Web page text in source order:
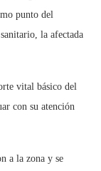
punto del
la afectada
vital básico del
con su atención
a la zona y se